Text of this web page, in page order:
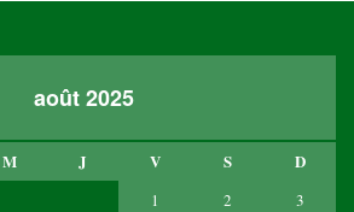
août 2025
M J V S D
1 2
3